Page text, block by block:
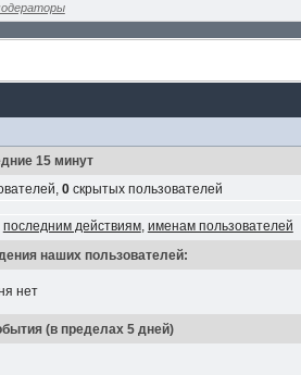
15 минут
0скрытых пользователей
последним действиям, именам пользователей
наших пользователей:
нет
(в пределах 5 дней)